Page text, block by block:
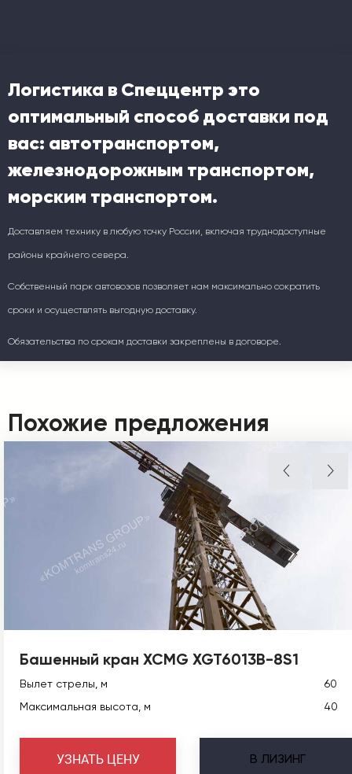
Логистика в Спеццентр это
оптимальный способ доставки под
вас: автотранспортом,
железнодорожным транспортом,
морским транспортом.
Доставляем технику в любую точку России, включая труднодоступные
районы крайнего севера.
Собственный парк автовозов позволяет нам максимально сократить
сроки и осуществлять выгодную доставку.
Обязательства по срокам доставки закреплены в договоре.
Похожие предложения
Башенный кран XCMG XGT6013B-8S1
Вылет стрелы, м
60
Максимальная высота, м
40
В ЛИЗИНГ
УЗНАТЬ ЦЕНУ